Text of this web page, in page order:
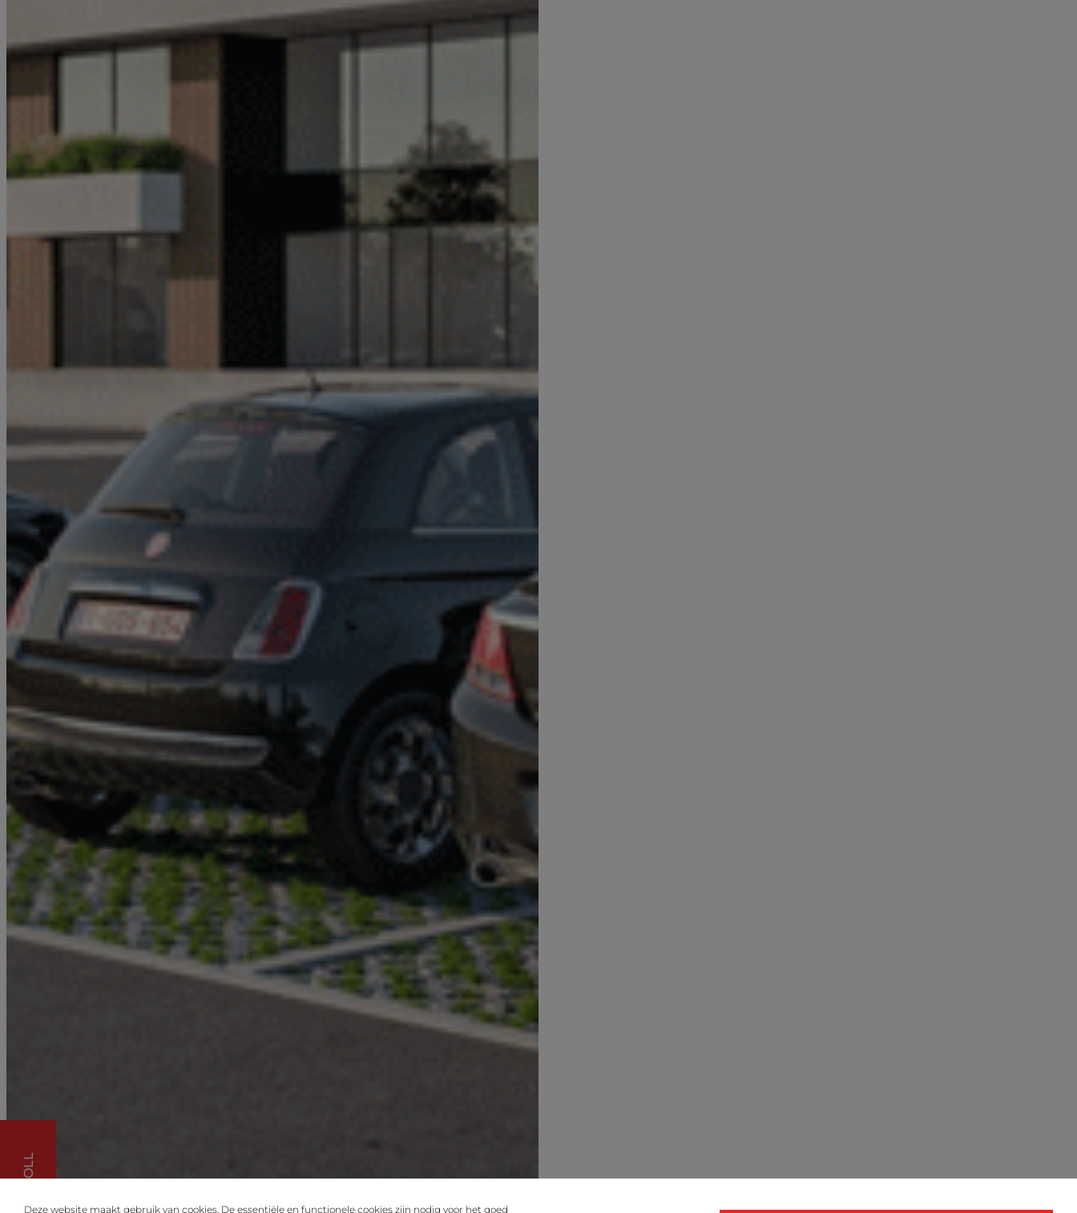
SCROLL
Deze website maakt gebruik van cookies. De essentiële en functionele cookies zijn nodig voor het goed